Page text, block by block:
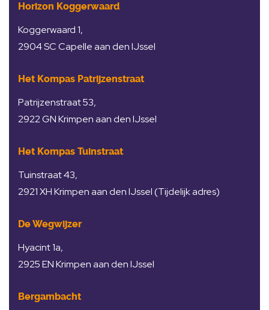
Horizon Koggerwaard
Koggerwaard 1,
2904 SC Capelle aan den IJssel
Het Kompas Patrijzenstraat
Patrijzenstraat 53,
2922 GN Krimpen aan den IJssel
Het Kompas Tuinstraat
Tuinstraat 43,
2921 XH Krimpen aan den IJssel (Tijdelijk adres)
De Wegwijzer
Hyacint 1a,
2925 EN Krimpen aan den IJssel
Bergambacht